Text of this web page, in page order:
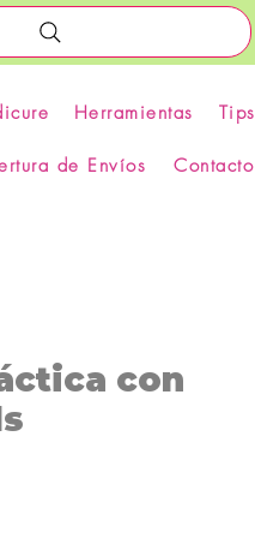
Herramientas Tips
de Envíos Contacto
con